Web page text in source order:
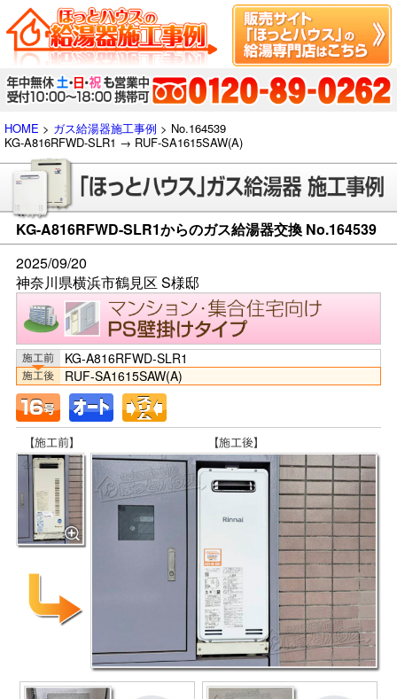
HOME > ガス給湯器施工事例 > No.164539
KG-A816RFWD-SLR1 → RUF-SA1615SAW(A)
KG-A816RFWD-SLR1からのガス給湯器交換 No.164539
2025/09/20
神奈川県横浜市鶴見区 S様邸
KG-A816RFWD-SLR1
RUF-SA1615SAW(A)